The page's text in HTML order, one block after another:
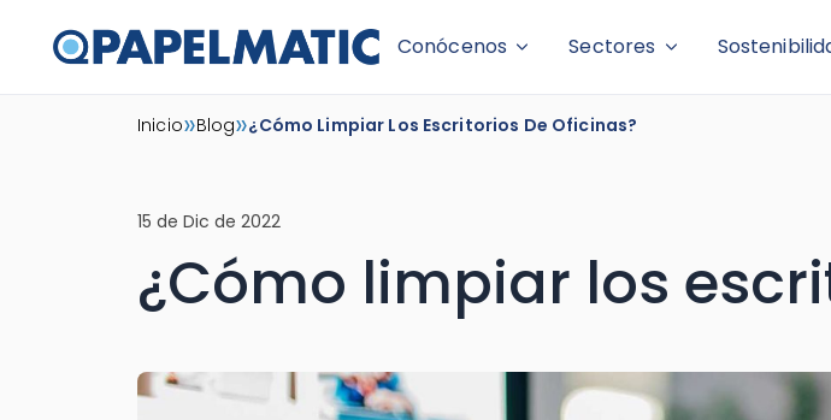
Conócenos Sectores
Inicio»Blog»¿Cómo Limpiar Los Escritorios De Oficinas?
15 de Dic de 2022
¿Cómo limpiar los